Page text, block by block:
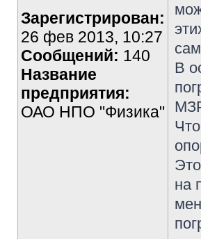
Зарегистрирован:
26 фев 2013, 10:27
Сообщений: 140
Название
предприятия:
ОАО НПО "Физика"
В
на